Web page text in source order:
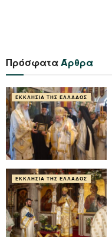
ΠρόσφαταΆρθρα
ΕΚΚΛΗΣΊΑ ΤΗΣ ΕΛΛΆΔΟΣ
ΕΚΚΛΗΣΊΑ ΤΗΣ ΕΛΛΆΔΟΣ